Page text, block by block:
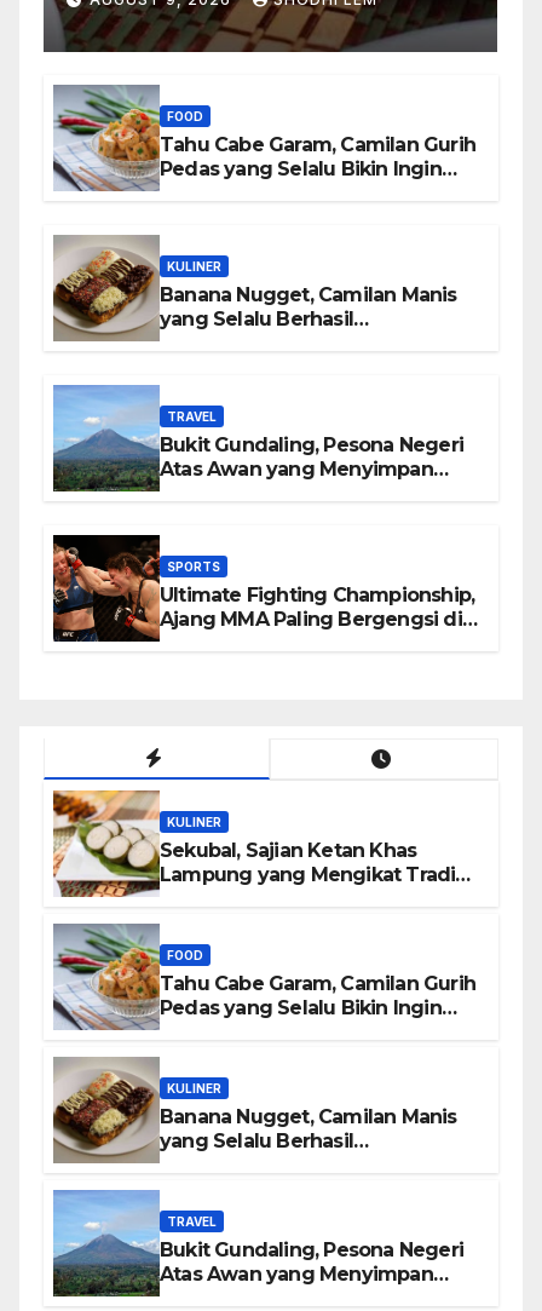
FOOD
Tahu Cabe Garam, Camilan Gurih
Pedas yang Selalu Bikin Ingin
KULINER
Banana Nugget, Camilan Manis
yang Selalu Berhasil
TRAVEL
Bukit Gundaling, Pesona Negeri
Atas Awan yang Menyimpan
SPORTS
Ultimate Fighting Championship,
Ajang MMA Paling Bergengsi di
KULINER
Sekubal, Sajian Ketan Khas
Lampung yang Mengikat Tradisi
FOOD
Tahu Cabe Garam, Camilan Gurih
Pedas yang Selalu Bikin Ingin
KULINER
Banana Nugget, Camilan Manis
yang Selalu Berhasil
TRAVEL
Bukit Gundaling, Pesona Negeri
Atas Awan yang Menyimpan